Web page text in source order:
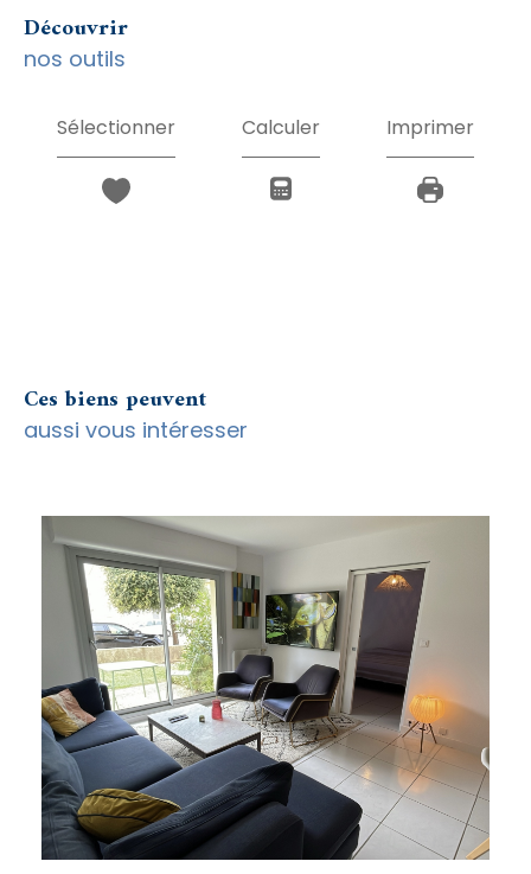
découvrir
nos outils
Sélectionner Calculer Imprimer
Ces biens peuvent
aussi vous intéresser